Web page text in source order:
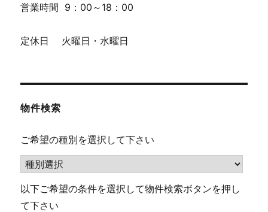
営業時間 9：00～18：00
定休日 火曜日・水曜日
物件検索
ご希望の種別を選択して下さい
以下ご希望の条件を選択して物件検索ボタンを押し
て下さい